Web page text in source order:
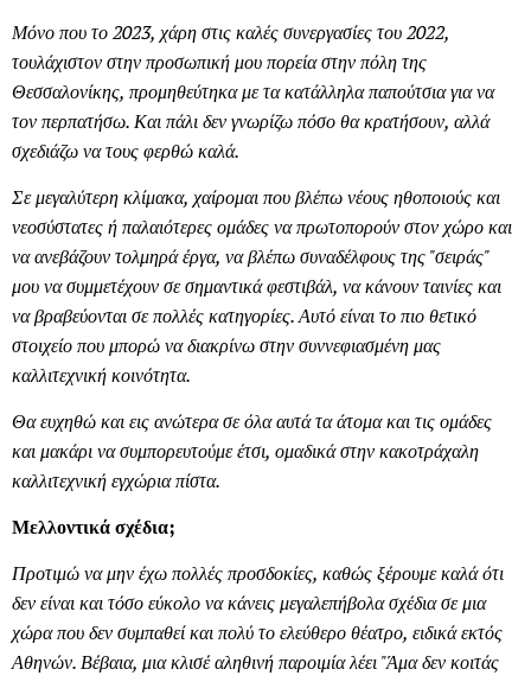
Μόνο που το 2023, χάρη στις καλές συνεργασίες του 2022,
τουλάχιστον στην προσωπική μου πορεία στην πόλη της
Θεσσαλονίκης, προμηθεύτηκα με τα κατάλληλα παπούτσια για να
τον περπατήσω. Και πάλι δεν γνωρίζω πόσο θα κρατήσουν, αλλά
σχεδιάζω να τους φερθώ καλά.
Σε μεγαλύτερη κλίμακα, χαίρομαι που βλέπω νέους ηθοποιούς και
νεοσύστατες ή παλαιότερες ομάδες να πρωτοπορούν στον χώρο και
να ανεβάζουν τολμηρά έργα, να βλέπω συναδέλφους της "σειράς"
μου να συμμετέχουν σε σημαντικά φεστιβάλ, να κάνουν ταινίες και
να βραβεύονται σε πολλές κατηγορίες. Αυτό είναι το πιο θετικό
στοιχείο που μπορώ να διακρίνω στην συννεφιασμένη μας
καλλιτεχνική κοινότητα.
Θα ευχηθώ και εις ανώτερα σε όλα αυτά τα άτομα και τις ομάδες
και μακάρι να συμπορευτούμε έτσι, ομαδικά στην κακοτράχαλη
καλλιτεχνική εγχώρια πίστα.
Μελλοντικά σχέδια;
Προτιμώ να μην έχω πολλές προσδοκίες, καθώς ξέρουμε καλά ότι
δεν είναι και τόσο εύκολο να κάνεις μεγαλεπήβολα σχέδια σε μια
χώρα που δεν συμπαθεί και πολύ το ελεύθερο θέατρο, ειδικά εκτός
Αθηνών. Βέβαια, μια κλισέ αληθινή παροιμία λέει "Άμα δεν κοιτάς